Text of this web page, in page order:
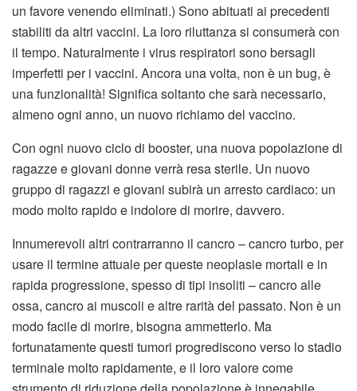
un favore venendo eliminati.) Sono abituati ai precedenti
stabiliti da altri vaccini. La loro riluttanza si consumerà con
il tempo. Naturalmente i virus respiratori sono bersagli
imperfetti per i vaccini. Ancora una volta, non è un bug, è
una funzionalità! Significa soltanto che sarà necessario,
almeno ogni anno, un nuovo richiamo del vaccino.
Con ogni nuovo ciclo di booster, una nuova popolazione di
ragazze e giovani donne verrà resa sterile. Un nuovo
gruppo di ragazzi e giovani subirà un arresto cardiaco: un
modo molto rapido e indolore di morire, davvero.
Innumerevoli altri contrarranno il cancro – cancro turbo, per
usare il termine attuale per queste neoplasie mortali e in
rapida progressione, spesso di tipi insoliti – cancro alle
ossa, cancro ai muscoli e altre rarità del passato. Non è un
modo facile di morire, bisogna ammetterlo. Ma
fortunatamente questi tumori progrediscono verso lo stadio
terminale molto rapidamente, e il loro valore come